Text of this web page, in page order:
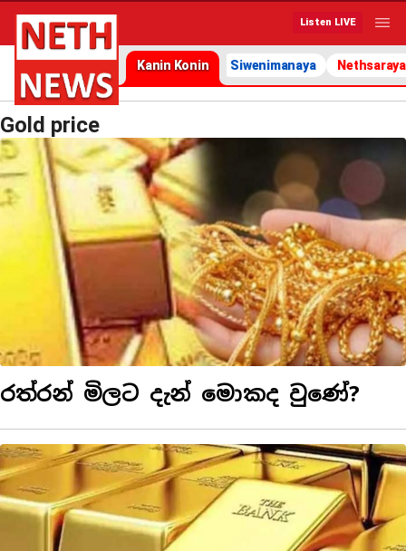
Listen LIVE
Kanin Konin Siwenimanaya Nethsaraya
Gold price
රත්රන් මිලට දැන් මොකද වුණේ?